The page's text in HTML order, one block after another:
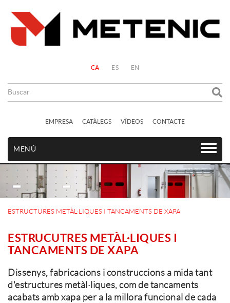
CA ES EN
EMPRESA CATÀLEGS VÍDEOS CONTACTE
MENÚ
ESTRUCTURES METÀL·LIQUES I TANCAMENTS DE XAPA
ESTRUCUTRES METÀL·LIQUES I
TANCAMENTS DE XAPA
Dissenys, fabricacions i construccions a mida tant
d'estructures metàl·liques, com de tancaments
acabats amb xapa per a la millora funcional de cada